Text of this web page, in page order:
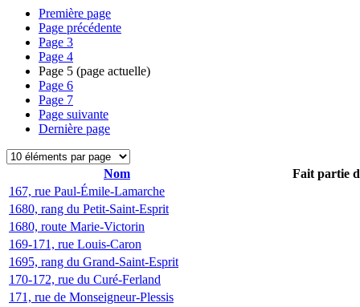
Première page
Page précédente
Page 3
Page 4
Page 5 (page actuelle)
Page 6
Page 7
Page suivante
Dernière page
Nom
Fait partie
167, rue Paul-Émile-Lamarche
1680, rang du Petit-Saint-Esprit
1680, route Marie-Victorin
169-171, rue Louis-Caron
1695, rang du Grand-Saint-Esprit
170-172, rue du Curé-Ferland
171, rue de Monseigneur-Plessis